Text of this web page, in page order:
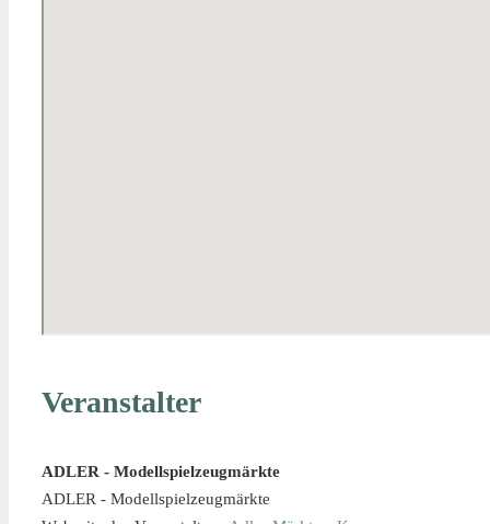
Veranstalter
ADLER - Modellspielzeugmärkte
ADLER - Modellspielzeugmärkte